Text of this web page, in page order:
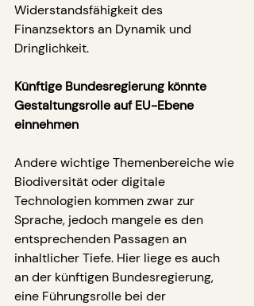
Widerstandsfähigkeit des
Finanzsektors an Dynamik und
Dringlichkeit.
Künftige Bundesregierung könnte
Gestaltungsrolle auf EU-Ebene
einnehmen
Andere wichtige Themenbereiche wie
Biodiversität oder digitale
Technologien kommen zwar zur
Sprache, jedoch mangele es den
entsprechenden Passagen an
inhaltlicher Tiefe. Hier liege es auch
an der künftigen Bundesregierung,
eine Führungsrolle bei der